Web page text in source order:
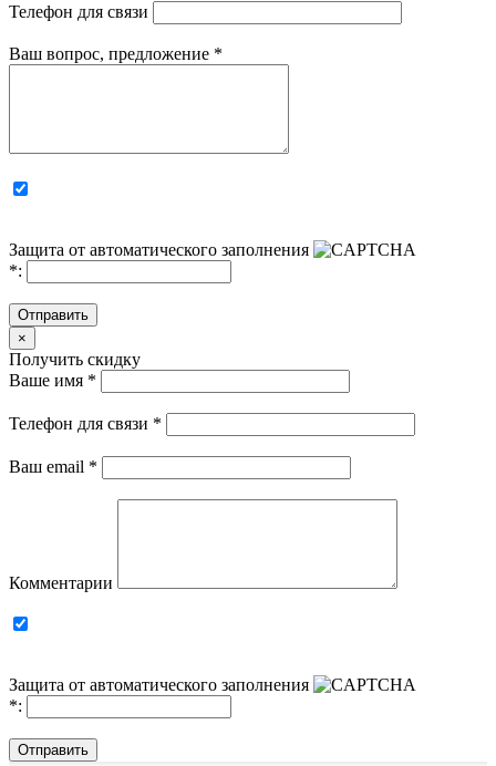
Телефон для связи
Ваш вопрос, предложение *
Защита от автоматического заполнения
*:
Отправить
×
Получить скидку
Ваше имя *
Телефон для связи *
Ваш email *
Комментарии
Защита от автоматического заполнения
*:
Отправить